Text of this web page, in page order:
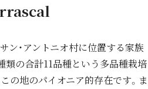
ン・アントニオ村に位置する家族
類の合計11品種という多品種栽培
の地のパイオニア的存在です。ま